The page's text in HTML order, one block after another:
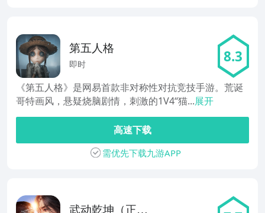
第五人格
即时 8.3
《第五人格》是网易首款非对称性对抗竞技手游。荒诞
哥特画风，悬疑烧脑剧情，刺激的1V4“猫...展开
高速下载
需优先下载九游APP
武动乾坤（正版